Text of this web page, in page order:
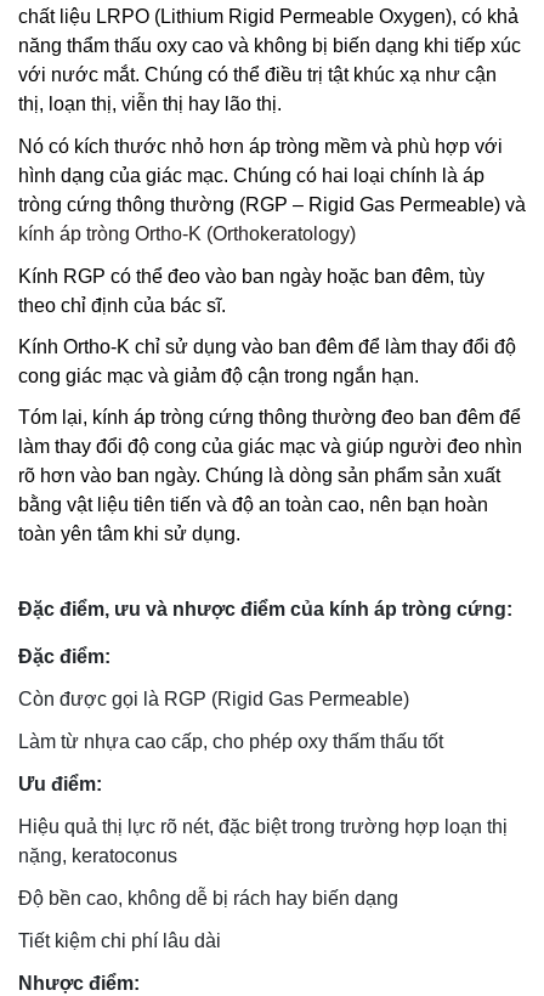
chất liệu LRPO (Lithium Rigid Permeable Oxygen), có khả
năng thẩm thấu oxy cao và không bị biến dạng khi tiếp xúc
với nước mắt. Chúng có thể điều trị tật khúc xạ như cận
thị, loạn thị, viễn thị hay lão thị.
Nó có kích thước nhỏ hơn áp tròng mềm và phù hợp với
hình dạng của giác mạc. Chúng có hai loại chính là áp
tròng cứng thông thường (RGP – Rigid Gas Permeable) và
kính áp tròng Ortho-K (Orthokeratology)
Kính RGP có thể đeo vào ban ngày hoặc ban đêm, tùy
theo chỉ định của bác sĩ.
Kính Ortho-K chỉ sử dụng vào ban đêm để làm thay đổi độ
cong giác mạc và giảm độ cận trong ngắn hạn.
Tóm lại, kính áp tròng cứng thông thường đeo ban đêm để
làm thay đổi độ cong của giác mạc và giúp người đeo nhìn
rõ hơn vào ban ngày. Chúng là dòng sản phẩm sản xuất
bằng vật liệu tiên tiến và độ an toàn cao, nên bạn hoàn
toàn yên tâm khi sử dụng.
Đặc điểm, ưu và nhược điểm của kính áp tròng cứng:
Đặc điểm:
Còn được gọi là RGP (Rigid Gas Permeable)
Làm từ nhựa cao cấp, cho phép oxy thấm thấu tốt
Ưu điểm:
Hiệu quả thị lực rõ nét, đặc biệt trong trường hợp loạn thị
nặng, keratoconus
Độ bền cao, không dễ bị rách hay biến dạng
Tiết kiệm chi phí lâu dài
Nhược điểm: